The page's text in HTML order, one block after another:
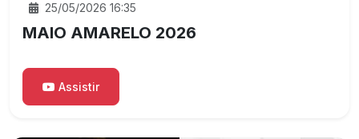
25/05/2026 16:35
MAIO AMARELO 2026
Assistir